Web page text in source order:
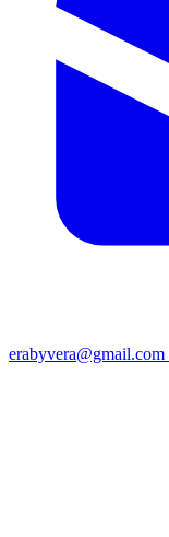
erabyvera@gmail.com